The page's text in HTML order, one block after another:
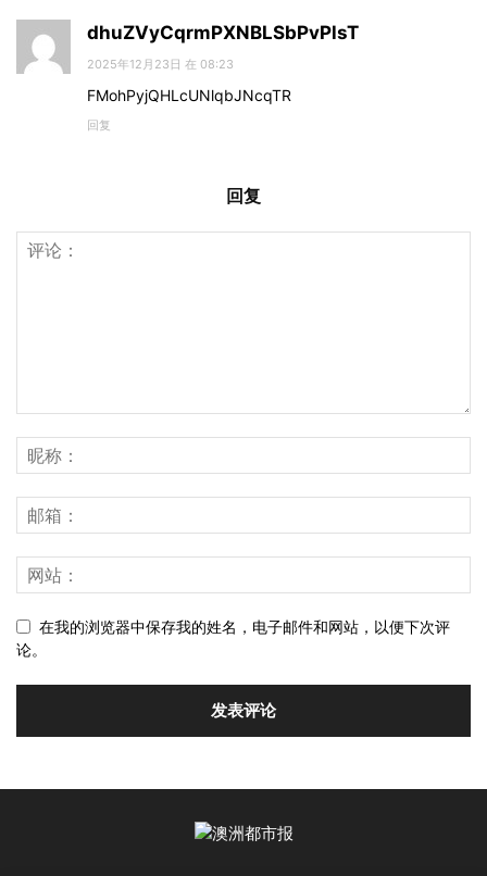
dhuZVyCqrmPXNBLSbPvPlsT
2025年12月23日 在 08:23
FMohPyjQHLcUNlqbJNcqTR
回复
回复
在我的浏览器中保存我的姓名，电子邮件和网站，以便下次评
论。